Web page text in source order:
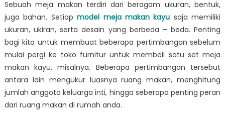
Makan
Kayu
Terbaik
Untuk
Rumah
Anda
Sebuah meja makan terdiri dari beragam ukuran, bentuk,
juga bahan. Setiapmodel meja makan kayu saja memiliki
ukuran, ukiran, serta desain yang berbeda – beda. Penting
bagi kita untuk membuat beberapa pertimbangan sebelum
mulai pergi ke toko furnitur untuk membeli satu set meja
makan kayu, misalnya. Beberapa pertimbangan tersebut
antara lain mengukur luasnya ruang makan, menghitung
jumlah anggota keluarga inti, hingga seberapa penting peran
dari ruang makan di rumah anda.